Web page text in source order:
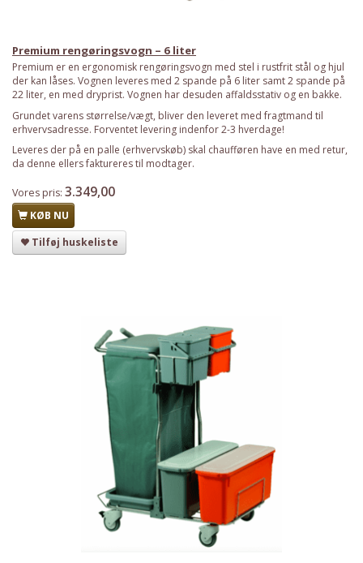
Premium rengøringsvogn – 6 liter
Premium er en ergonomisk rengøringsvogn med stel i rustfrit stål og hjul
der kan låses. Vognen leveres med 2 spande på 6 liter samt 2 spande på
22 liter, en med dryprist. Vognen har desuden affaldsstativ og en bakke.
Grundet varens størrelse/vægt, bliver den leveret med fragtmand til
erhvervsadresse. Forventet levering indenfor 2-3 hverdage!
Leveres der på en palle (erhvervskøb) skal chaufføren have en med retur,
da denne ellers faktureres til modtager.
Vores pris: 3.349,00
KØB NU
Tilføj huskeliste
Stort udvalg i ventilatorer
Priser fra kun 29,95
Se dem nu